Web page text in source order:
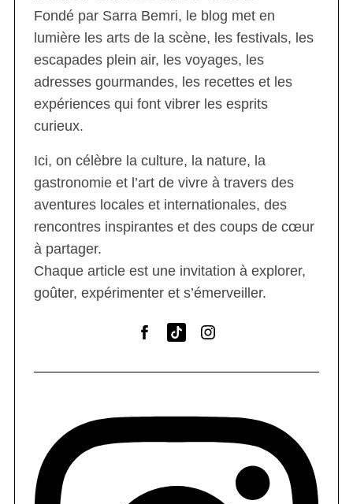
Fondé par Sarra Bemri, le blog met en
lumière les arts de la scène, les festivals, les
escapades plein air, les voyages, les
adresses gourmandes, les recettes et les
expériences qui font vibrer les esprits
curieux.
Ici, on célèbre la culture, la nature, la
gastronomie et l’art de vivre à travers des
aventures locales et internationales, des
rencontres inspirantes et des coups de cœur
à partager.
Chaque article est une invitation à explorer,
goûter, expérimenter et s’émerveiller.